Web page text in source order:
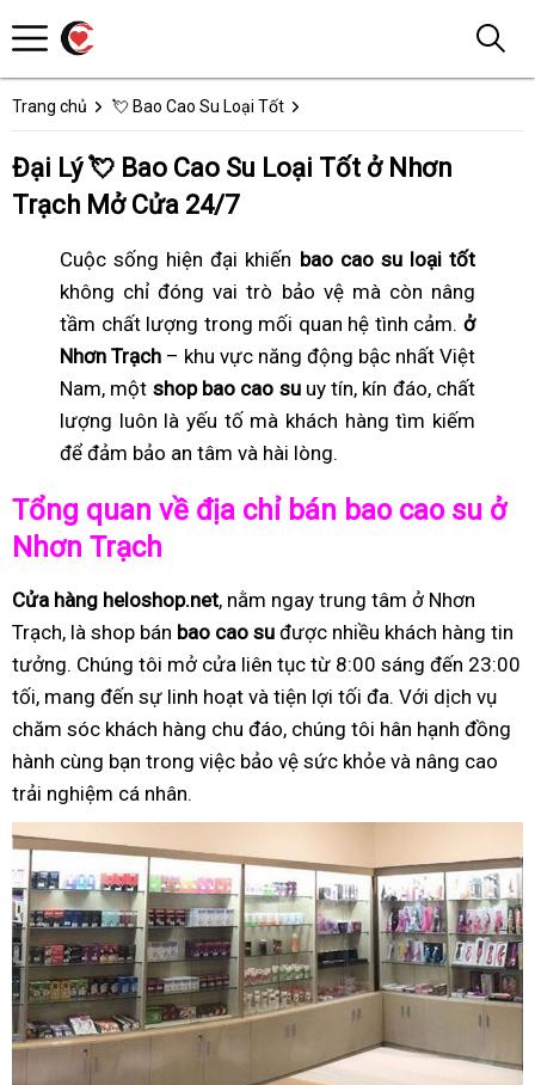
Trang chủ 💘 Bao Cao Su Loại Tốt
Đại Lý 💘 Bao Cao Su Loại Tốt ở Nhơn
Trạch Mở Cửa 24/7
Cuộc sống hiện đại khiến bao cao su loại tốt
không chỉ đóng vai trò bảo vệ mà còn nâng
tầm chất lượng trong mối quan hệ tình cảm. ở
Nhơn Trạch – khu vực năng động bậc nhất Việt
Nam, một shop bao cao suuy tín, kín đáo, chất
lượng luôn là yếu tố mà khách hàng tìm kiếm
để đảm bảo an tâm và hài lòng.
Tổng quan về địa chỉ bán bao cao su ở
Nhơn Trạch
Cửa hàng heloshop.net, nằm ngay trung tâm ở Nhơn
Trạch, là shop bán bao cao su được nhiều khách hàng tin
tưởng. Chúng tôi mở cửa liên tục từ 8:00 sáng đến 23:00
tối, mang đến sự linh hoạt và tiện lợi tối đa. Với dịch vụ
chăm sóc khách hàng chu đáo, chúng tôi hân hạnh đồng
hành cùng bạn trong việc bảo vệ sức khỏe và nâng cao
trải nghiệm cá nhân.